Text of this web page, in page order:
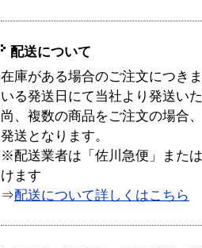
配送について
在庫がある場合のご注文につき
いる発送日にて当社より発送い
尚、複数の商品をご注文の場合
発送となります。
※配送業者は「佐川急便」また
けます
⇒配送について詳しくはこちら